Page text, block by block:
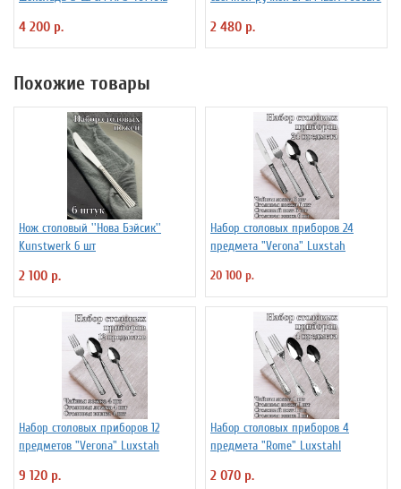
4 200 р. 2 480 р.
Похожие товары
Нож столовый ''Нова Бэйсик''
Kunstwerk 6 шт
2 100 р.
Набор столовых приборов 24
предмета "Verona" Luxstah
20 100 р.
Набор столовых приборов 12
предметов "Verona" Luxstah
9 120 р.
Набор столовых приборов 4
предмета "Rome" Luxstahl
2 070 р.